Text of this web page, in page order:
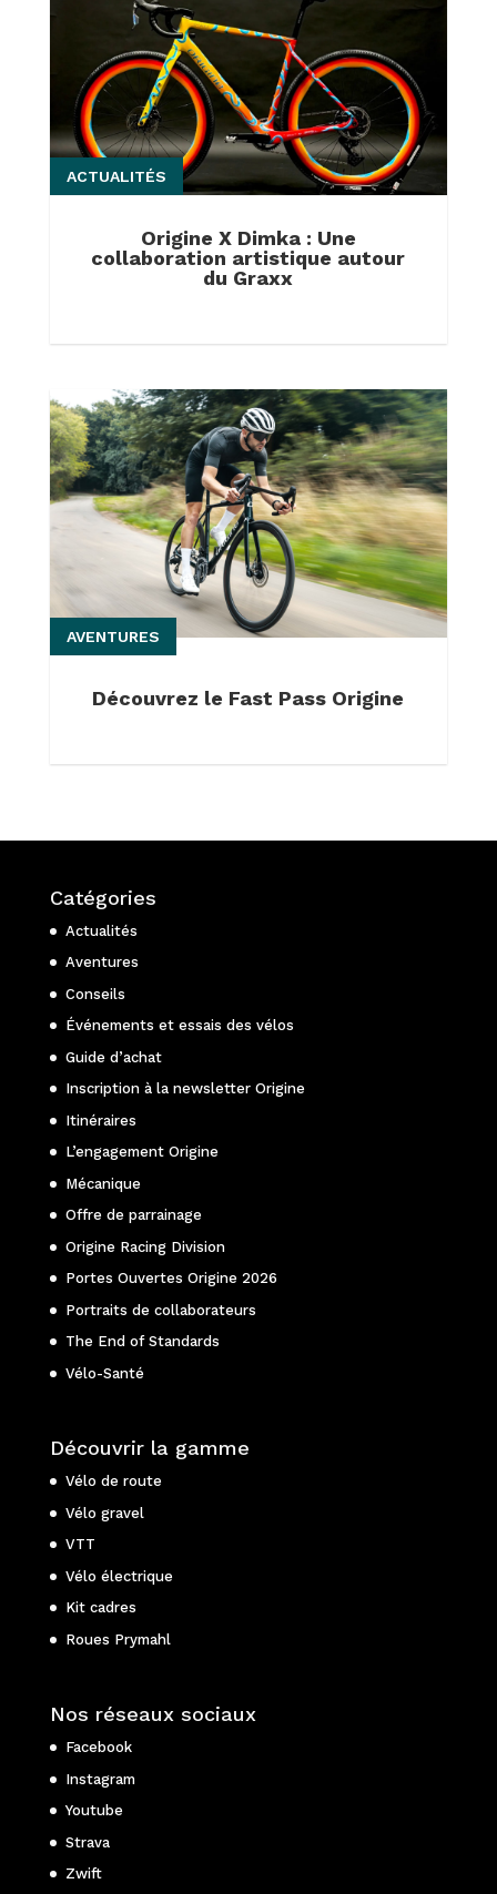
Origine X Dimka : Une
collaboration artistique autour
du Graxx
ACTUALITÉS
Découvrez le Fast Pass Origine
AVENTURES
Catégories
Actualités
Aventures
Conseils
Événements et essais des vélos
Guide d’achat
Inscription à la newsletter Origine
Itinéraires
L’engagement Origine
Mécanique
Offre de parrainage
Origine Racing Division
Portes Ouvertes Origine 2026
Portraits de collaborateurs
The End of Standards
Vélo-Santé
Découvrir la gamme
Vélo de route
Vélo gravel
VTT
Vélo électrique
Kit cadres
Roues Prymahl
Nos réseaux sociaux
Facebook
Instagram
Youtube
Strava
Zwift